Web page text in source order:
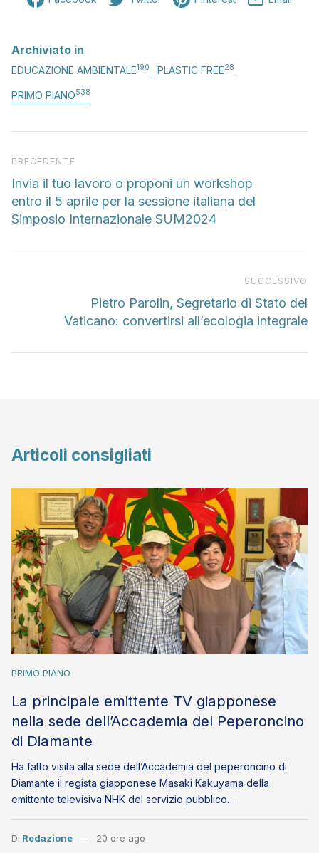
Archiviato in
EDUCAZIONE AMBIENTALE190 PLASTIC FREE28
PRIMO PIANO538
Articolo precedente
PRECEDENTE
Invia il tuo lavoro o proponi un workshop
entro il 5 aprile per la sessione italiana del
Simposio Internazionale SUM2024
SUCCESSIVO
Pietro Parolin, Segretario di Stato del
Vaticano: convertirsi all’ecologia integrale
Articoli consigliati
PRIMO PIANO
La principale emittente TV giapponese
nella sede dell’Accademia del Peperoncino
di Diamante
Ha fatto visita alla sede dell’Accademia del peperoncino di
Diamante il regista giapponese Masaki Kakuyama della
emittente televisiva NHK del servizio pubblico…
Di Redazione 20 ore ago